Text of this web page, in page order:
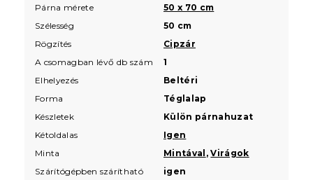
Párna mérete
50 x 70 cm
Szélesség
50 cm
Rögzítés
Cipzár
A csomagban lévő db szám
1
Elhelyezés
Beltéri
Forma
Téglalap
Készletek
Külön párnahuzat
Kétoldalas
Igen
Minta
Mintával ,Virágok
Szárítógépben szárítható
igen